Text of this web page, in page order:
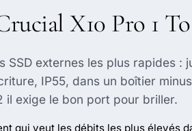
X10 Pro 1 To
SSD externes les plus rapides :
IP55, dans un boîtier
il exige le bon port pour briller.
qui veut les débits les plus élevés